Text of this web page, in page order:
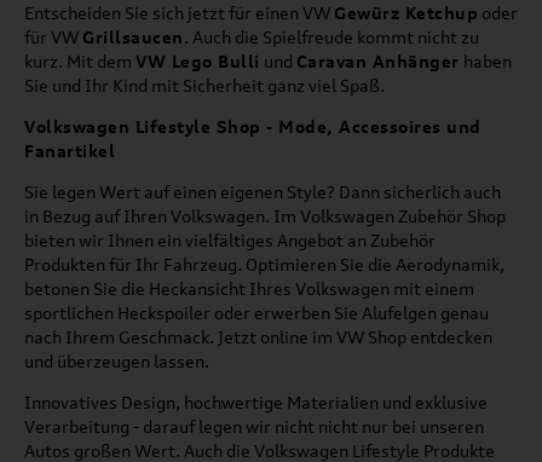
Entscheiden Sie sich jetzt für einen VW Gewürz Ketchup oder
für VW Grillsaucen. Auch die Spielfreude kommt nicht zu
kurz. Mit dem VW Lego Bulli und Caravan Anhänger haben
Sie und Ihr Kind mit Sicherheit ganz viel Spaß.
Volkswagen Lifestyle Shop - Mode, Accessoires und
Fanartikel
Sie legen Wert auf einen eigenen Style? Dann sicherlich auch
in Bezug auf Ihren Volkswagen. Im Volkswagen Zubehör Shop
bieten wir Ihnen ein vielfältiges Angebot an Zubehör
Produkten für Ihr Fahrzeug. Optimieren Sie die Aerodynamik,
betonen Sie die Heckansicht Ihres Volkswagen mit einem
sportlichen Heckspoiler oder erwerben Sie Alufelgen genau
nach Ihrem Geschmack. Jetzt online im VW Shop entdecken
und überzeugen lassen.
Innovatives Design, hochwertige Materialien und exklusive
Verarbeitung - darauf legen wir nicht nicht nur bei unseren
Autos großen Wert. Auch die Volkswagen Lifestyle Produkte